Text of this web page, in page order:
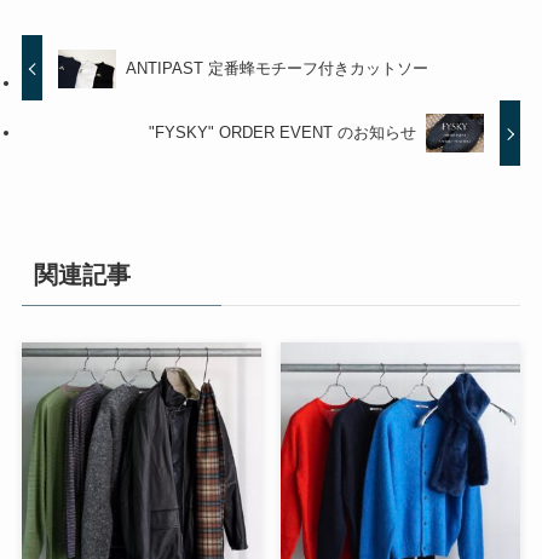
ANTIPAST 定番蜂モチーフ付きカットソー
"FYSKY" ORDER EVENT のお知らせ
関連記事